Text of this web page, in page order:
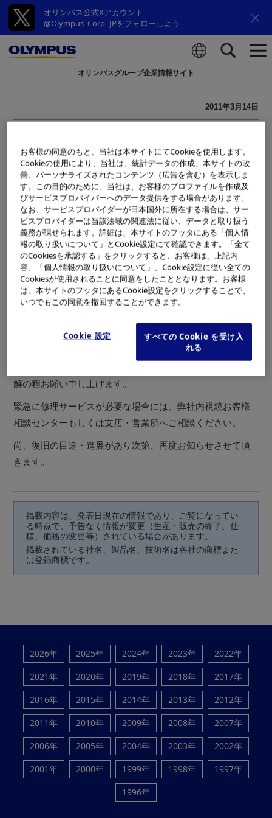
オリンパス公式Xアカウント
@Olympus_Corp_JPをフォローしよう
オリンパスグループ企業情報サイト
2011年3月14日
修理サービスについてのご連絡
この度の東北地方太平洋沖地震により、福島県白河地区に
ある弊社内視鏡の修理サービス工場（SORC白河）も被害
を受けました。その為、現在修理品の受付・備品の発送業
務などが出来ない状況です。
現在、全力を挙げ復旧に努めておりますが、復旧には2週間
～1カ月程度掛かる見込みです。
社会インフラ全般の乱れもあり被災地域に限らず保守員に
解の程お願い申し上げます。
緊急に修理サービスが必要な場合には、弊社内視鏡お客様
相談センターもしくは支店・営業所へご相談ください。
尚、復旧の目途・進展があり次第、再度お知らせさせて頂
きます。
掲載内容は、発表日現在の情報であり、ご覧になってい
る時点で、予告なく情報が変更（生産・販売の終了、仕
様、価格の変更等）されている場合があります。
掲載されている社名、製品名、技術名は各社の商標また
は登録商標です。
2026年 2025年 2024年 2023年
2022年
2021年
2020年 2019年 2018年
2017年
2016年
2015年 2014年 2013年
2012年
2011年
2010年 2009年 2008年
2007年
2006年
2005年 2004年 2003年
2002年
2001年
2000年 1999年 1998年
1997年
1996年
お客様の同意のもと、当社は本サイトにてCookieを使用します。
Cookieの使用により、当社は、統計データの作成、本サイトの改
善、パーソナライズされたコンテンツ（広告を含む）を表示しま
す。この目的のために、当社は、お客様のプロファイルを作成及
びサービスプロバイバーへのデータ提供をする場合があります。
なお、サービスプロバイダーが日本国外に所在する場合は、サー
ビスプロバイダーは当該法域の関連法に従い、データと取り扱う
義務が課せられます。詳細は、本サイトのフッタにある「個人情
報の取り扱いについて」とCookie設定にて確認できます。「全て
のCookiesを承認する」をクリックすると、お客様は、上記内
容、「個人情報の取り扱いについて」、Cookie設定に従い全ての
Cookiesが使用されることに同意をしたこととなります。お客様
は、本サイトのフッタにあるCookie設定をクリックすることで、
いつでもこの同意を撤回することができます。
Cookie 設定
すべての Cookie を受け入
れる